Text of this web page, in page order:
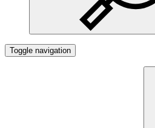
Toggle navigation